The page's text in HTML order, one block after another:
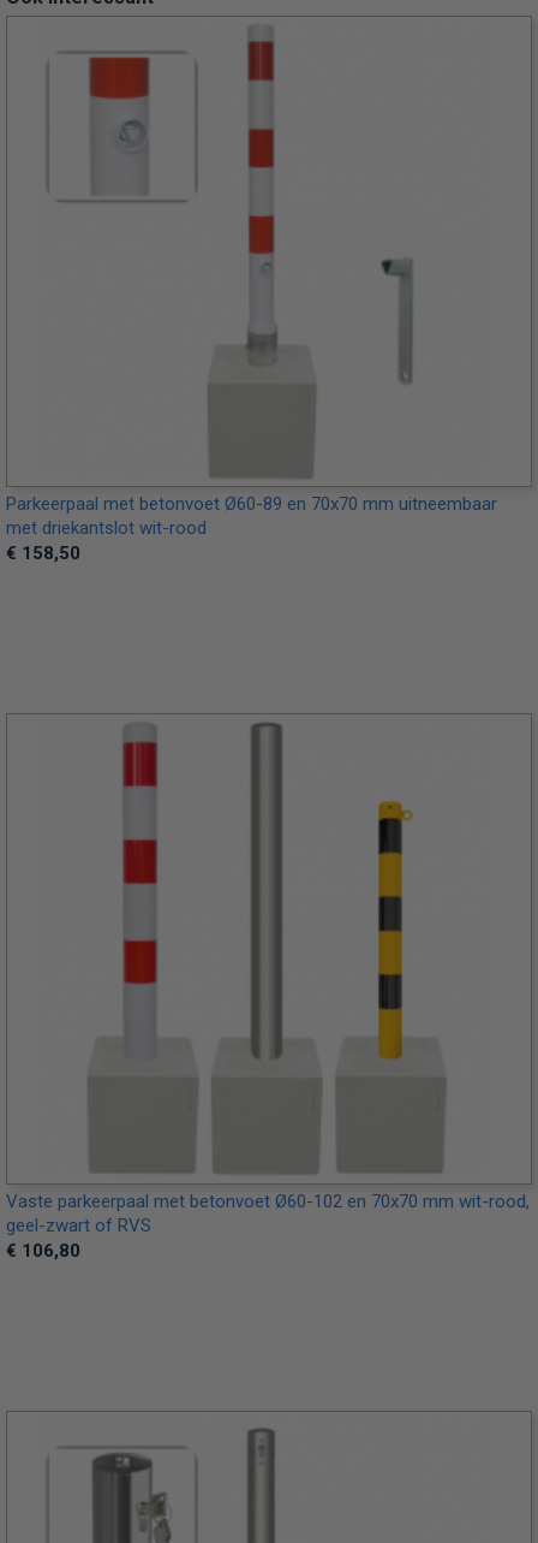
Parkeerpaal met betonvoet Ø60-89 en 70x70 mm uitneembaar
met driekantslot wit-rood
€ 158,50
Vaste parkeerpaal met betonvoet Ø60-102 en 70x70 mm wit-rood,
geel-zwart of RVS
€ 106,80